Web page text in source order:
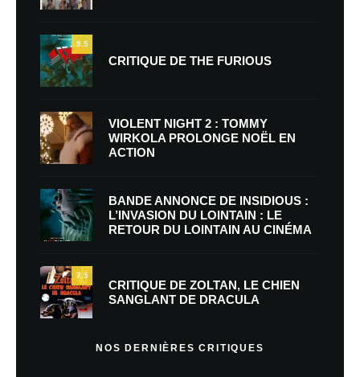
9.5
CRITIQUE DE THE FURIOUS
VIOLENT NIGHT 2 : TOMMY
WIRKOLA PROLONGE NOËL EN
ACTION
BANDE ANNONCE DE INSIDIOUS :
L’INVASION DU LOINTAIN : LE
RETOUR DU LOINTAIN AU CINÉMA
7.5
CRITIQUE DE ZOLTAN, LE CHIEN
SANGLANT DE DRACULA
NOS DERNIÈRES CRITIQUES